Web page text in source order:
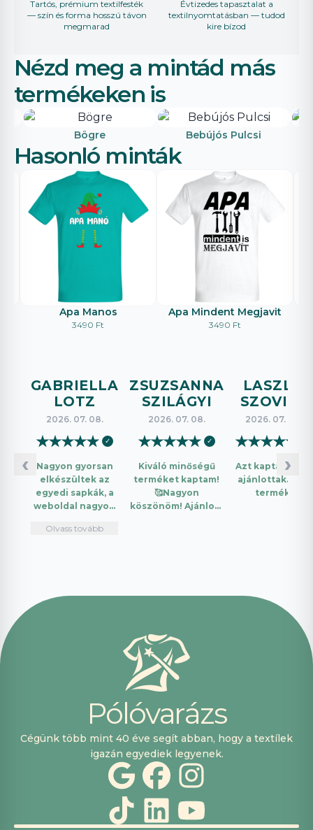
Tartós, prémium textilfesték
— szín és forma hosszú távon
megmarad
Évtizedes tapasztalat a
textilnyomtatásban — tudod
kire bízod
Nézd meg a mintád más
termékeken is
Bögre Bebújós Pulcsi
Hasonló minták
Apa Manos
3490 Ft
Apa Mindent Megjavit
3490 Ft
‹
GABRIELLA
LOTZ
2026. 07. 08.
★★★★★ ✓
Nagyon gyorsan
elkészültek az
egyedi sapkák, a
weboldal nagyon
használni.
fogok innen
Olvass tovább
ZSUZSANNA
SZILÁGYI
2026. 07. 08.
★★★★★ ✓
Kiváló minőségű
terméket kaptam!
🥰Nagyon
köszönöm! Ajánlom
LASZLO
SZOVICS
2026. 07. 08.
★★★★★
Azt kaptam amit
ajánlottak. Jó a
termék.
›
Pólóvarázs
Cégünk több mint 40 éve segít abban, hogy a textílek
igazán egyediek legyenek.